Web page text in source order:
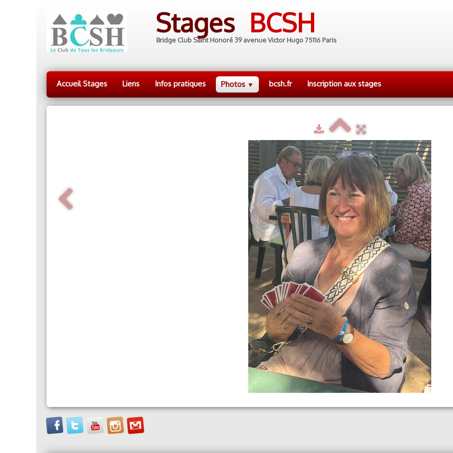
Stages BCSH
Bridge Club Saint Honoré 39 avenue Victor Hugo 75116 Paris
Accueil Stages Liens Infos pratiques Photos ▼ bcsh.fr Inscription aux stages